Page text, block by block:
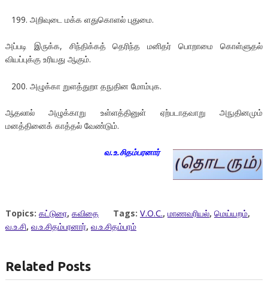
அறிவுடை மக்க ளதுகொளல் புதுமை.
அப்படி இருக்க, சிந்திக்கத் தெரிந்த மனிதர் பொறாமை கொள்ளுதல்
வியப்புக்கு உரியது ஆகும்.
அழுக்கா றுளத்துறா தநுதின மோம்புக.
ஆதலால் அழுக்காறு உள்ளத்தினுள் ஏற்படாதவாறு அநுதினமும்
மனத்தினைக் காத்தல் வேண்டும்.
வ.உ.சிதம்பரனார்
Topics: கட்டுரை, கவிதை Tags: V.O.C., மாணவரியல், மெய்யறம்,
வ.உ.சி, வ.உ.சிதம்பரனார், வ.உ.சிதம்பரம்
Related Posts